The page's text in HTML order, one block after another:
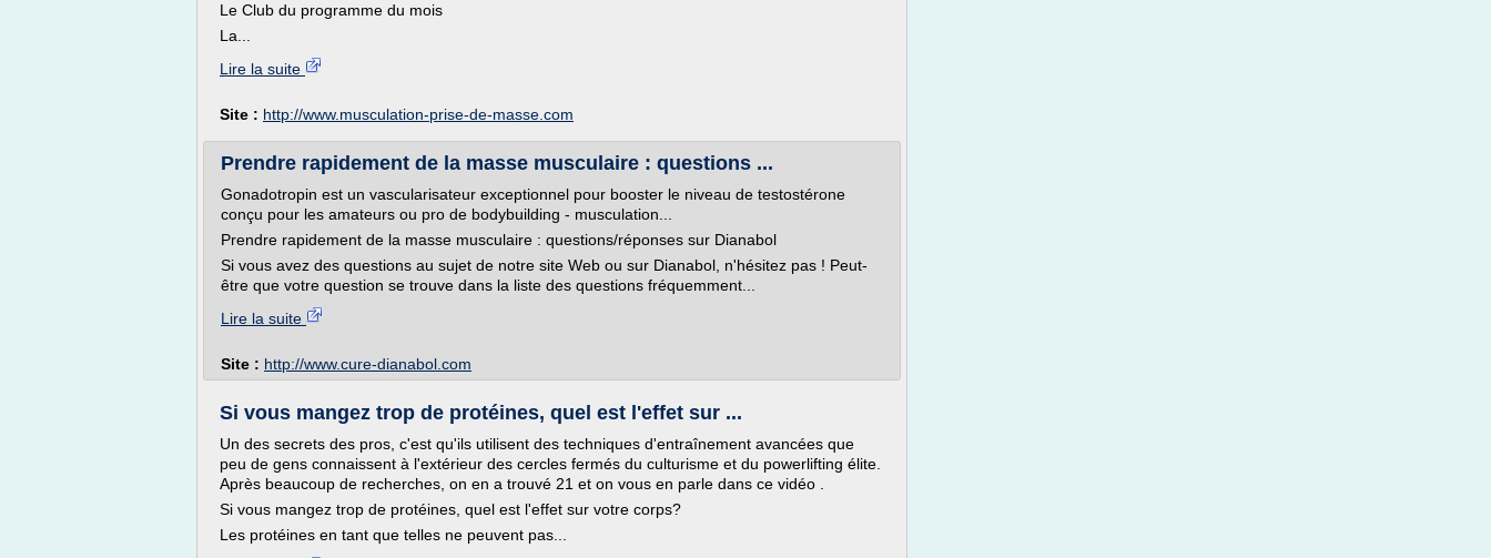
Le Club du programme du mois
La...
Lire la suite
Site : http://www.musculation-prise-de-masse.com
Prendre rapidement de la masse musculaire : questions ...
Gonadotropin est un vascularisateur exceptionnel pour booster le niveau de testostérone
conçu pour les amateurs ou pro de bodybuilding - musculation...
Prendre rapidement de la masse musculaire : questions/réponses sur Dianabol
Si vous avez des questions au sujet de notre site Web ou sur Dianabol, n'hésitez pas ! Peut-
être que votre question se trouve dans la liste des questions fréquemment...
Lire la suite
Site : http://www.cure-dianabol.com
Si vous mangez trop de protéines, quel est l'effet sur ...
Un des secrets des pros, c'est qu'ils utilisent des techniques d'entraînement avancées que
peu de gens connaissent à l'extérieur des cercles fermés du culturisme et du powerlifting élite.
Après beaucoup de recherches, on en a trouvé 21 et on vous en parle dans ce vidéo .
Si vous mangez trop de protéines, quel est l'effet sur votre corps?
Les protéines en tant que telles ne peuvent pas...